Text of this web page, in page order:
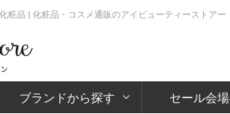
粧品 | 化粧品・コスメ通販のアイビューティーストアー
ブランドから探す セール会場